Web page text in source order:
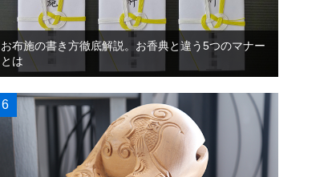
お布施の書き方徹底解説。お香典と違う5つのマナー
とは